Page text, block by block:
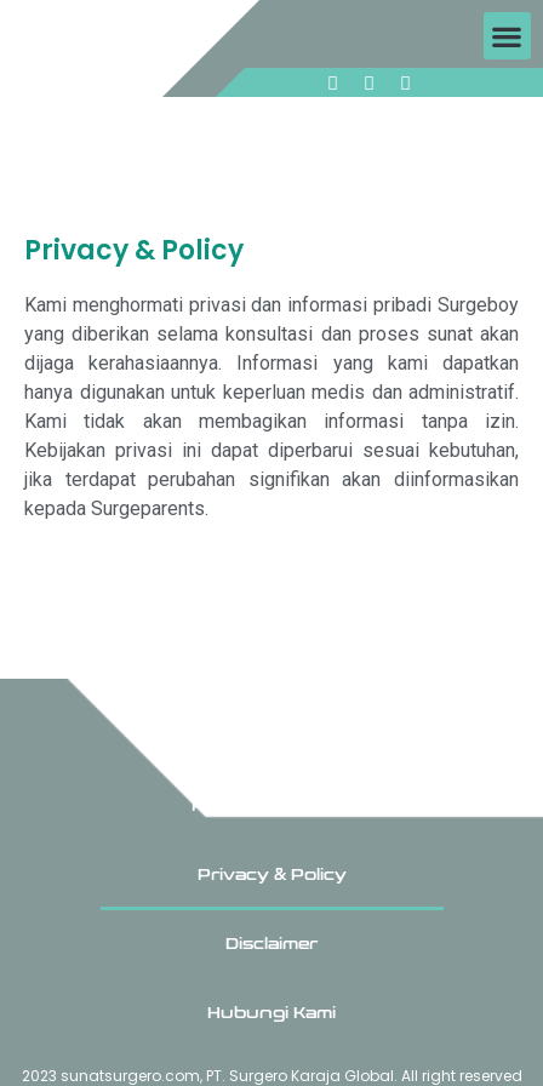
Privacy & Policy
Kami menghormati privasi dan informasi pribadi Surgeboy
yang diberikan selama konsultasi dan proses sunat akan
dijaga kerahasiaannya. Informasi yang kami dapatkan
hanya digunakan untuk keperluan medis dan administratif.
Kami tidak akan membagikan informasi tanpa izin.
Kebijakan privasi ini dapat diperbarui sesuai kebutuhan,
jika terdapat perubahan signifikan akan diinformasikan
kepada Surgeparents.
Panduan Tulisan
Privacy & Policy
Disclaimer
Hubungi Kami
2023 sunatsurgero.com, PT. Surgero Karaja Global. All right reserved